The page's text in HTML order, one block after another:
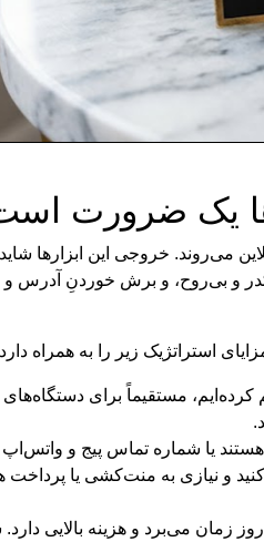
می‌روند. خروجی این ابزارها
کدر و بی‌روح، و برش خوردنِ آدرس و
مستقیماً برای
یا شماره تماس پیج و واتس‌اپ
و نیازی به منت‌کشی یا پرداخت
زمان می‌برد و هزینه بالایی